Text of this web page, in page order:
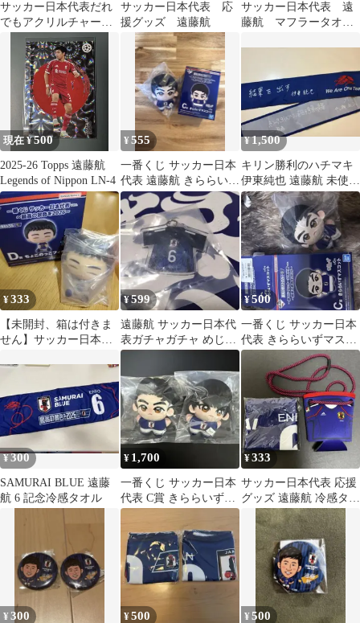
サッカー日本代表だれ
でもアクリルチャー
ム 遠藤航 南野拓
実 鎌田大地 3種セッ
サッカー日本代表 応
援グッズ 遠藤航
サッカー日本代表 遠
藤航 マフラータオル
現在 ¥500
2025-26 Topps 遠藤航
Legends of Nippon LN-4
¥555
一番くじ サッカー日本
代表 遠藤航 きららいず
マスコット
¥1,500
キリン勝利のハチマキ
伊東純也 遠藤航 未使用
品
¥333
【未開封、箱は付きま
せん】サッカー日本代
遠藤航
¥599
遠藤航 サッカー日本代
表ガチャガチャ めじる
しアクセサリー
¥500
一番くじ サッカー日本
代表 きららいずマスコ
ット C賞 遠藤航選手
¥300
SAMURAI BLUE 遠藤
航 6 記念冷感タオル
¥ 1,700
一番くじ サッカー日本
代表 C賞 きららいずマ
スコット 遠藤 航 三笘
¥333
サッカー日本代表 応援
グッズ 遠藤航 冷感タオ
ル 缶ホルダー
¥300 ¥500 ¥500